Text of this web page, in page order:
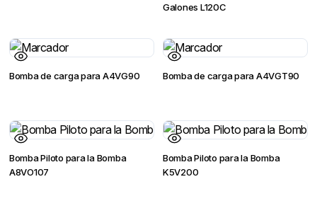
Galones L120C
Bomba de carga para A4VG90 Bomba de carga para A4VGT90
Bomba Piloto para la Bomba
A8VO107
Bomba Piloto para la Bomba
K5V200